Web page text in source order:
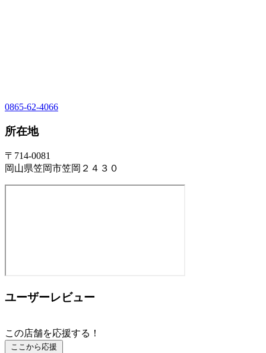
0865-62-4066
所在地
〒714-0081
岡山県笠岡市笠岡２４３０
ユーザーレビュー
この店舗を応援する！
ここから応援